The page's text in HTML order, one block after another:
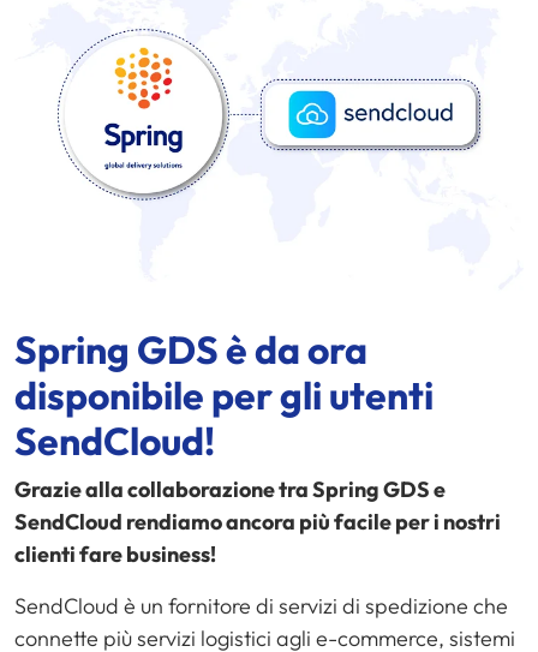
Spring GDS è da ora
disponibile per gli utenti
SendCloud!
Grazie alla collaborazione tra Spring GDS e
SendCloud rendiamo ancora più facile per i nostri
clienti fare business!
SendCloud è un fornitore di servizi di spedizione che
connette più servizi logistici agli e-commerce, sistemi